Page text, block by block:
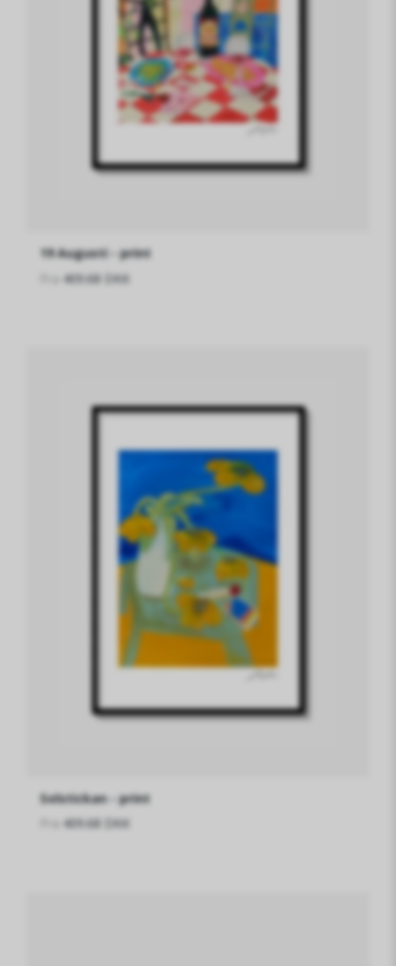
19 Augusti - print
409.68 DKK
Solstickan - print
409.68 DKK